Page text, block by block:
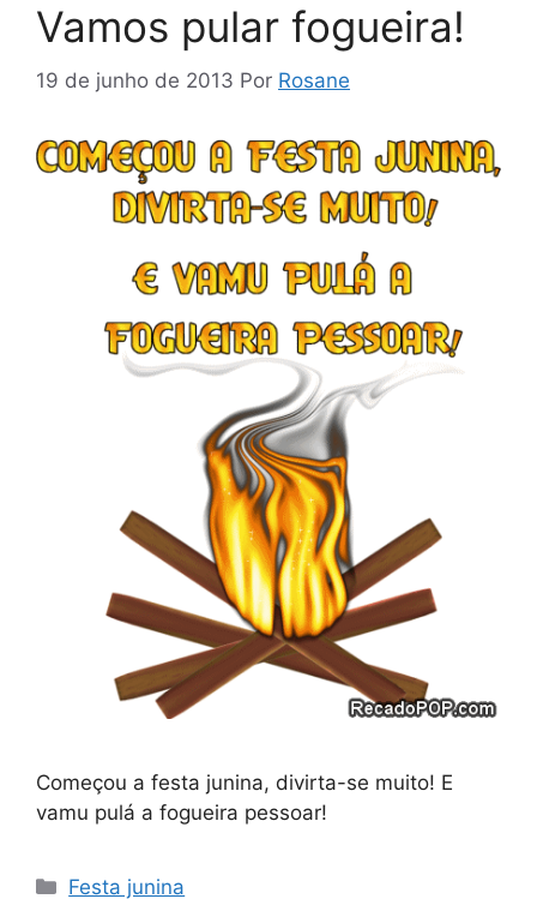
Vamos pular fogueira!
19 de junho de 2013 Por Rosane
Começou a festa junina, divirta-se muito! E
vamu pulá a fogueira pessoar!
Categorias
Festa junina